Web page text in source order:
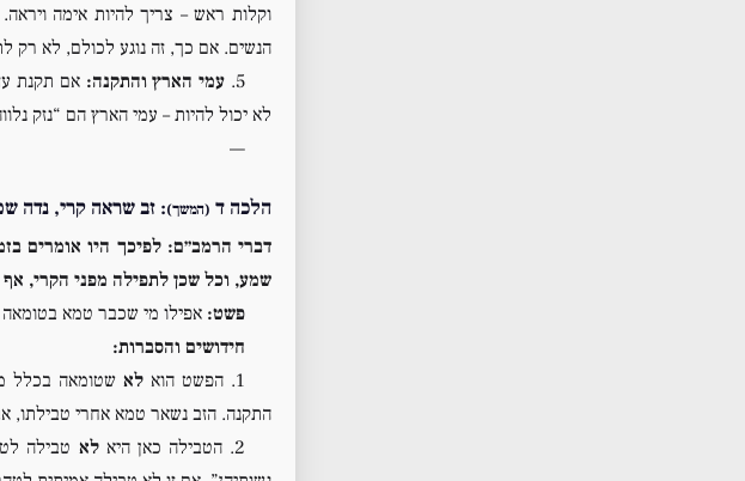
וקלות ראש – צריך להיות אימה
הנשים. אם כך, זה נוגע לכולם, לא רק
5. עמי הארץ והתקנה: אם תקנת
לא יכול להיות – עמי הארץ הם “נזק
—
הלכה ד (המשך): זב שראה קרי, נדה
דברי הרמב״ם: לפיכך היו אומרים
שמע, וכל שכן לתפילה מפני הקרי,
פשט: אפילו מי שכבר טמא
חידושים והסברות:
1. הפשט הוא
לא שטומאה בכלל
התקנה. הזב נשאר טמא אחרי טבילתו,
2. הטבילה כאן היא
לא טבילה